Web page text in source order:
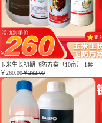
玉米生长初期飞防方案（10亩） 1套
￥260.00￥282.00